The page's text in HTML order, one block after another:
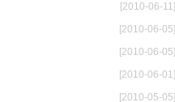
[2010-06-11]
[2010-06-05]
[2010-06-05]
[2010-06-01]
[2010-05-05]